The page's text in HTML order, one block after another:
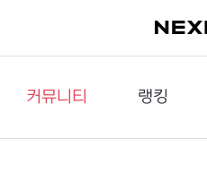
커뮤니티
이슈게시판
랭킹
던전랭킹